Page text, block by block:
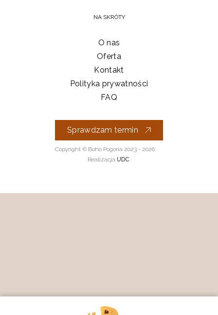
NA SKRÓTY
O nas
Oferta
Kontakt
Polityka prywatności
FAQ
Sprawdzam termin
Copyright © Boho Pogoria 2023 - 2026.
Realizacja UDC.